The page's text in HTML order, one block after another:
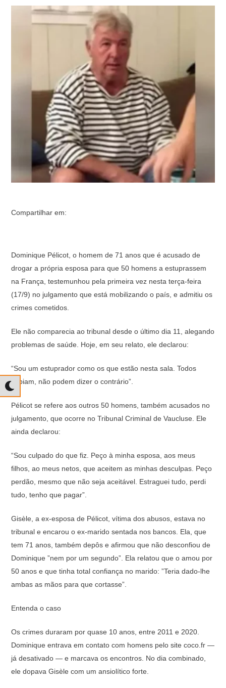
nesta terça-feira (17/9) no julgamento que está
mobilizando o país, e admitiu os crimes cometidos. Ele
não comparecia ao tribunal desde o último dia 11,
alegando problemas de …
Compartilhar em:
Dominique Pélicot, o homem de 71 anos que é acusado de
drogar a própria esposa para que 50 homens a estuprassem
na França, testemunhou pela primeira vez nesta terça-feira
(17/9) no julgamento que está mobilizando o país, e admitiu os
crimes cometidos.
Ele não comparecia ao tribunal desde o último dia 11, alegando
problemas de saúde. Hoje, em seu relato, ele declarou:
“Sou um estuprador como os que estão nesta sala. Todos
sabiam, não podem dizer o contrário”.
Pélicot se refere aos outros 50 homens, também acusados no
julgamento, que ocorre no Tribunal Criminal de Vaucluse. Ele
ainda declarou:
“Sou culpado do que fiz. Peço à minha esposa, aos meus
filhos, ao meus netos, que aceitem as minhas desculpas. Peço
perdão, mesmo que não seja aceitável. Estraguei tudo, perdi
tudo, tenho que pagar”.
Gisèle, a ex-esposa de Pélicot, vítima dos abusos, estava no
tribunal e encarou o ex-marido sentada nos bancos. Ela, que
tem 71 anos, também depôs e afirmou que não desconfiou de
Dominique ”nem por um segundo”. Ela relatou que o amou por
50 anos e que tinha total confiança no marido: ”Teria dado-lhe
ambas as mãos para que cortasse”.
Entenda o caso
Os crimes duraram por quase 10 anos, entre 2011 e 2020.
Dominique entrava em contato com homens pelo site coco.fr —
já desativado — e marcava os encontros. No dia combinado,
ele dopava Gisèle com um ansiolítico forte.